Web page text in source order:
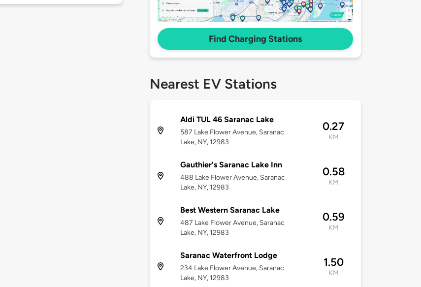
Find Charging Stations
Nearest EV Stations
Aldi TUL 46 Saranac Lake
587 Lake Flower Avenue, Saranac
Lake, NY, 12983
0.27
KM
Gauthier's Saranac Lake Inn
488 Lake Flower Avenue, Saranac
Lake, NY, 12983
0.58
KM
Best Western Saranac Lake
487 Lake Flower Avenue, Saranac
Lake, NY, 12983
0.59
KM
Saranac Waterfront Lodge
234 Lake Flower Avenue, Saranac
Lake, NY, 12983
1.50
KM